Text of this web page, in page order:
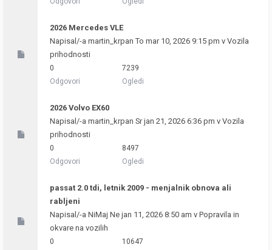
2026 Mercedes VLE
Napisal/-a martin_krpan To mar 10, 2026 9:15 pm v Vozila
prihodnosti
0
Odgovori
7239
Ogledi
2026 Volvo EX60
Napisal/-a martin_krpan Sr jan 21, 2026 6:36 pm v Vozila
prihodnosti
0
Odgovori
8497
Ogledi
passat 2.0 tdi, letnik 2009 - menjalnik obnova ali
rabljeni
Napisal/-a NiMaj Ne jan 11, 2026 8:50 am v Popravila in
okvare na vozilih
0
10647